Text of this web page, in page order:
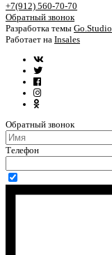
+7(912) 560-70-70
Обратный звонок
Разработка темы Go.Studio
Работает на Insales
Обратный звонок
Телефон